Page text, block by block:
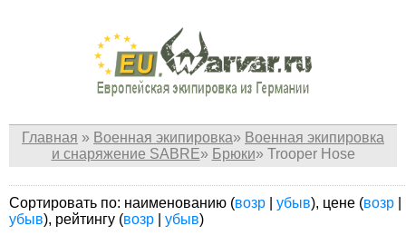
Главная » Военная экипировка» Военная экипировка
и снаряжение SABRE» Брюки» Trooper Hose
Сортировать по: наименованию (возр убыв), цене (возр
убыв), рейтингу (возр убыв)